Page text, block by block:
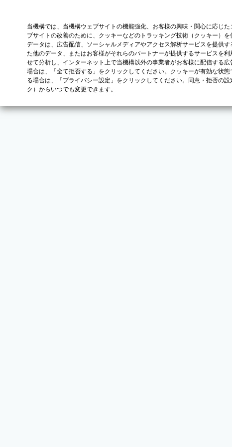
当機構では、当機構ウェブサイトの機能強化、お客様の興味・関心に応じ
ブサイトの改善のために、クッキーなどのトラッキング技術（クッキー）
データは、広告配信、ソーシャルメディアやアクセス解析サービスを提供
た他のデータ、またはお客様がそれらのパートナーが提供するサービスを
せて分析し、インターネット上で当機構以外の事業者がお客様に配信する
場合は、「全て拒否する」をクリックしてください。クッキーが有効な状
る場合は、「プライバシー設定」をクリックしてください。同意・拒否の設
ク）からいつでも変更できます。